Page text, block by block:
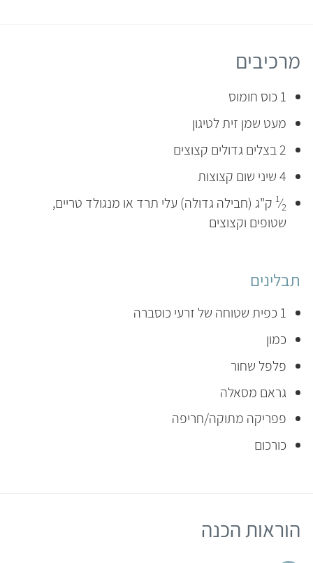
מרכיבים
1 כוס חומוס
מעט שמן זית לטיגון
2 בצלים גדולים קצוצים
4 שיני שום קצוצות
1⁄2 ק"ג (חבילה גדולה) עלי תרד או מנגולד טריים,
שטופים וקצוצים
תבלינים
1 כפית שטוחה של זרעי כוסברה
כמון
פלפל שחור
גראם מסאלה
פפריקה מתוקה/חריפה
כורכום
הוראות הכנה